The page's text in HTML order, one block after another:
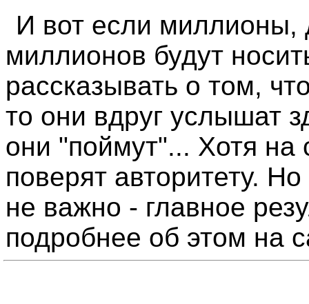
И вот если миллионы,
миллионов будут
рассказывать о том,
то они вдруг услышат
они "поймут"... Хотя на
поверят авторитету.
не важно - главное
подробнее об этом на